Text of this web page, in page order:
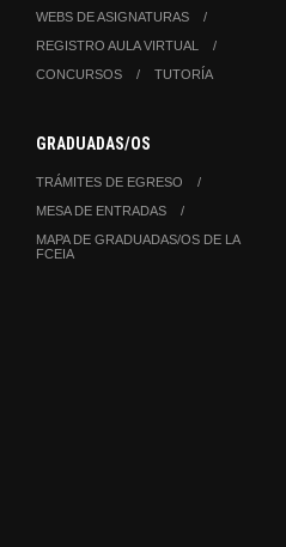
WEBS DE ASIGNATURAS
REGISTRO AULA VIRTUAL
CONCURSOS
TUTORÍA
GRADUADAS/OS
TRÁMITES DE EGRESO
MESA DE ENTRADAS
MAPA DE GRADUADAS/OS DE LA
FCEIA